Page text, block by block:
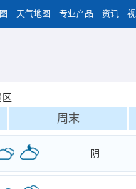
天气地图 专业产品 资讯
周末
阴